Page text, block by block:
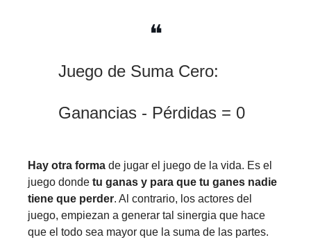
❝
Juego de Suma Cero:
Ganancias - Pérdidas = 0
Hay otra forma de jugar el juego de la vida. Es el
juego donde tu ganas y para que tu ganes nadie
tiene que perder. Al contrario, los actores del
juego, empiezan a generar tal sinergia que hace
que el todo sea mayor que la suma de las partes.